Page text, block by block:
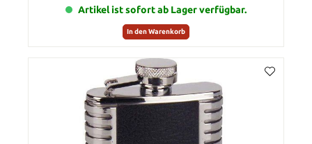
Artikel ist sofort ab Lager verfügbar.
In den Warenkorb